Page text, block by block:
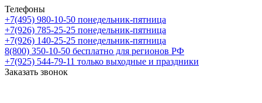
Телефоны
+7(495) 980-10-50 понедельник-пятница
+7(926) 785-25-25 понедельник-пятница
+7(926) 140-25-25 понедельник-пятница
8(800) 350-10-50 бесплатно для регионов РФ
+7(925) 544-79-11 только выходные и праздники
Заказать звонок